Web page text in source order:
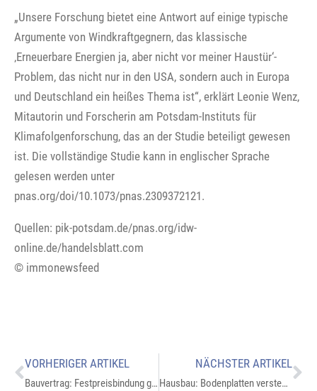
„Unsere Forschung bietet eine Antwort auf einige typische
Argumente von Windkraftgegnern, das klassische
‚Erneuerbare Energien ja, aber nicht vor meiner Haustür‘-
Problem, das nicht nur in den USA, sondern auch in Europa
und Deutschland ein heißes Thema ist“, erklärt Leonie Wenz,
Mitautorin und Forscherin am Potsdam-Instituts für
Klimafolgenforschung, das an der Studie beteiligt gewesen
ist. Die vollständige Studie kann in englischer Sprache
gelesen werden unter
pnas.org/doi/10.1073/pnas.2309372121.
Quellen: pik-potsdam.de/pnas.org/idw-
online.de/handelsblatt.com
© immonewsfeed
VORHERIGER ARTIKEL
Bauvertrag: Festpreisbindung gilt trotz Materialpreissteigerung
NÄCHSTER ARTIKEL
Hausbau: Bodenplatten verstehen